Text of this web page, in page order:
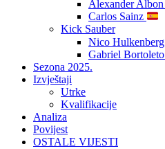
Alexander Albon
Carlos Sainz
Kick Sauber
Nico Hulkenberg
Gabriel Bortoleto
Sezona 2025.
Izvještaji
Utrke
Kvalifikacije
Analiza
Povijest
OSTALE VIJESTI